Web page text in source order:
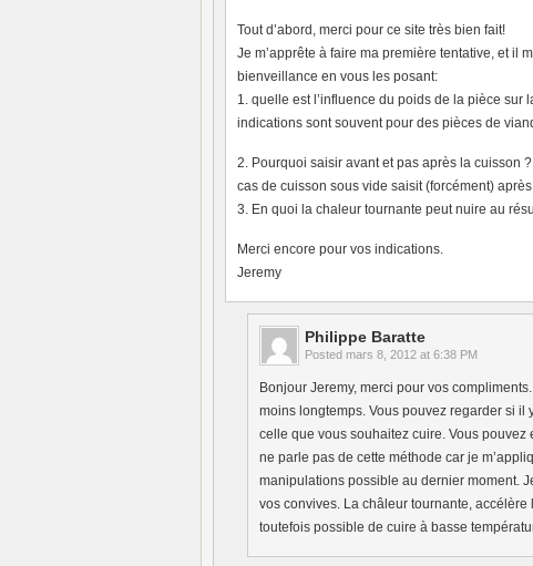
Tout d’abord, merci pour ce site très bien fait!
Je m’apprête à faire ma première tentative, et il
bienveillance en vous les posant:
1. quelle est l’influence du poids de la pièce
indications sont souvent pour des pièces de
2. Pourquoi saisir avant et pas après la cuisson
cas de cuisson sous vide saisit (forcément)
3. En quoi la chaleur tournante peut nuire au
Merci encore pour vos indications.
Jeremy
Philippe Baratte
Posted mars 8, 2012 at 6:38 PM
Bonjour Jeremy, merci pour vos
moins longtemps. Vous pouvez regarder si il
celle que vous souhaitez cuire. Vous
ne parle pas de cette méthode car je
manipulations possible au dernier moment.
vos convives. La châleur tournante,
toutefois possible de cuire à basse